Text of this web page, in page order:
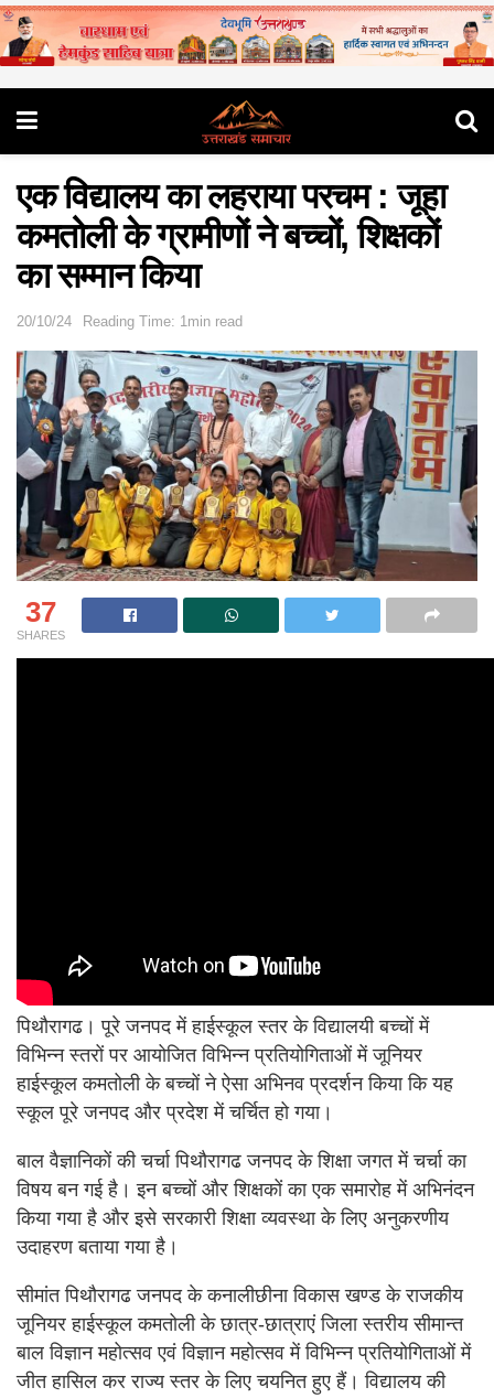
एक विद्यालय का लहराया परचम : जूहा
कमतोली के ग्रामीणों ने बच्चों, शिक्षकों
का सम्मान किया
20/10/24 Reading Time: 1min read
37
SHARES
पिथौरागढ। पूरे जनपद में हाईस्कूल स्तर के विद्यालयी बच्चों में
विभिन्न स्तरों पर आयोजित विभिन्न प्रतियोगिताओं में जूनियर
हाईस्कूल कमतोली के बच्चों ने ऐसा अभिनव प्रदर्शन किया कि यह
स्कूल पूरे जनपद और प्रदेश में चर्चित हो गया।
बाल वैज्ञानिकों की चर्चा पिथौरागढ जनपद के शिक्षा जगत में चर्चा का
विषय बन गई है। इन बच्चों और शिक्षकों का एक समारोह में अभिनंदन
किया गया है और इसे सरकारी शिक्षा व्यवस्था के लिए अनुकरणीय
उदाहरण बताया गया है।
सीमांत पिथौरागढ जनपद के कनालीछीना विकास खण्ड के राजकीय
जूनियर हाईस्कूल कमतोली के छात्र-छात्राएं जिला स्तरीय सीमान्त
बाल विज्ञान महोत्सव एवं विज्ञान महोत्सव में विभिन्न प्रतियोगिताओं में
जीत हासिल कर राज्य स्तर के लिए चयनित हुए हैं। विद्यालय की